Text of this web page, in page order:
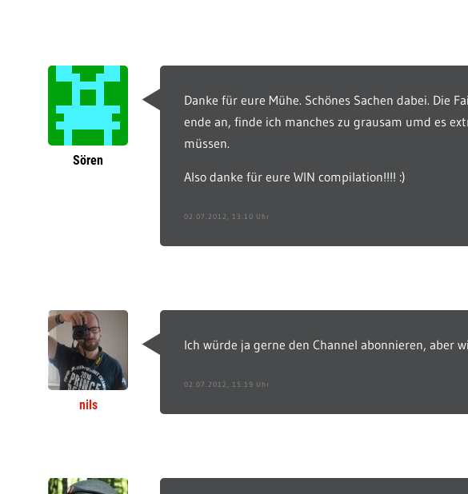
Sören
Danke für eure Mühe. Schönes Sachen dabei. Die
ende an, finde ich manches zu grausam umd es
müssen.
Also danke für eure WIN compilation!!!! :)
02.07.2012, 13:10 Uhr
nils
Ich würde ja gerne den Channel abonnieren, aber
02.07.2012, 15:19 Uhr